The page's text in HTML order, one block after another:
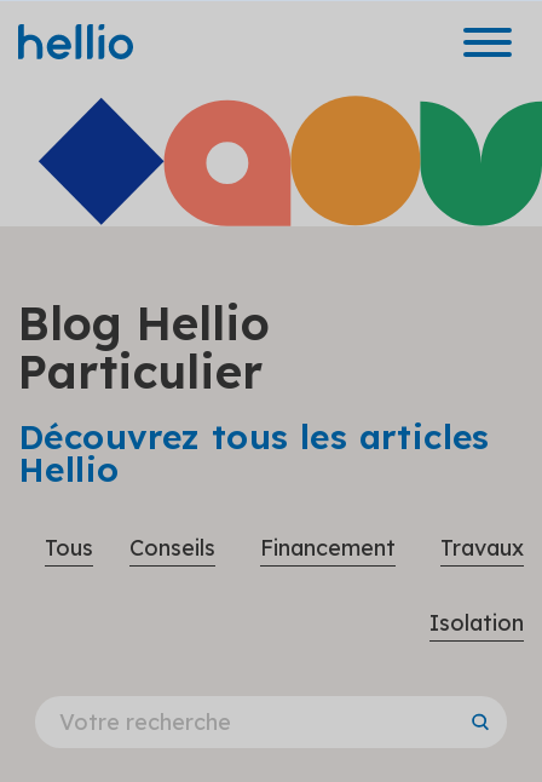
Blog Hellio
Particulier
Découvrez tous les articles
Hellio
Tous Conseils Financement Travaux
Isolation